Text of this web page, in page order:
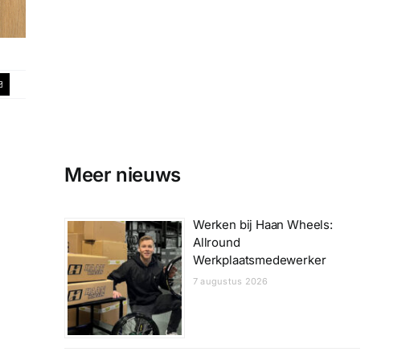
Meer nieuws
Werken bij Haan Wheels:
Allround
Werkplaatsmedewerker
7 augustus 2026